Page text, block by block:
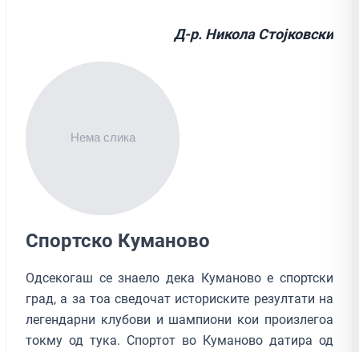
Д-р. Никола Стојковски
Спортско Куманово
Одсекогаш се знаело дека Куманово е спортски
град, а за тоа сведочат историските резултати на
легендарни клубови и шампиони кои произлегоа
токму од тука. Спортот во Куманово датира од